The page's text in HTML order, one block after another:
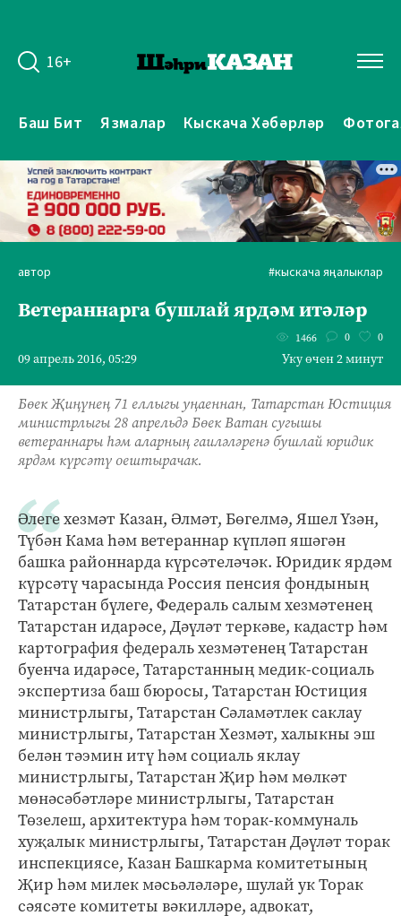
16+
Баш Бит Язмалар Кыскача Хәбәрләр
автор #кыскача яңалыклар
Ветераннарга бушлай ярдәм итәләр
09 апрель 2016, 05:29
1466 0 0
Уку өчен 2 минут
Бөек Җиңүнең 71 еллыгы уңаеннан, Татарстан Юстиция
министрлыгы 28 апрельдә Бөек Ватан сугышы
ветераннары һәм аларның гаиләләренә бушлай юридик
ярдәм күрсәтү оештырачак.
Әлеге хезмәт Казан, Әлмәт, Бөгелмә, Яшел Үзән,
Түбән Кама һәм ветераннар күпләп яшәгән
башка районнарда күрсәтеләчәк. Юридик ярдәм
күрсәтү чарасында Россия пенсия фондының
Татарстан бүлеге, Федераль салым хезмәтенең
Татарстан идарәсе, Дәүләт теркәве, кадастр һәм
картография федераль хезмәтенең Татарстан
буенча идарәсе, Татарстанның медик-социаль
экспертиза баш бюросы, Татарстан Юстиция
министрлыгы, Татарстан Сәламәтлек саклау
министрлыгы, Татарстан Хезмәт, халыкны эш
белән тәэмин итү һәм социаль яклау
министрлыгы, Татарстан Җир һәм мөлкәт
мөнәсәбәтләре министрлыгы, Татарстан
Төзелеш, архитектура һәм торак-коммуналь
хуҗалык министрлыгы, Татарстан Дәүләт торак
инспекциясе, Казан Башкарма комитетының
Җир һәм милек мәсьәләләре, шулай ук Торак
сәясәте комитеты вәкилләре, адвокат,